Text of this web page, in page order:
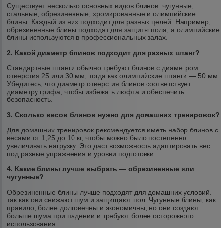
Существует несколько основных видов блинов: чугунные,
стальные, обрезиненные, хромированные и олимпийские
блины. Каждый из них подходит для разных целей. Например,
обрезиненные блины подходят для защиты пола, а олимпийские
блины используются в профессиональных залах.
2. Какой диаметр блинов подходит для разных штанг?
Стандартные штанги обычно требуют блинов с диаметром
отверстия 25 или 30 мм, тогда как олимпийские штанги — 50 мм.
Убедитесь, что диаметр отверстия блинов соответствует
диаметру грифа, чтобы избежать люфта и обеспечить
безопасность.
3. Сколько весов блинов нужно для домашних тренировок?
Для домашних тренировок рекомендуется иметь набор блинов с
весами от 1,25 до 10 кг, чтобы можно было постепенно
увеличивать нагрузку. Это даст возможность адаптировать вес
под разные упражнения и уровни подготовки.
4. Какие блины лучше выбрать — обрезиненные или
чугунные?
Обрезиненные блины лучше подходят для домашних условий,
так как они снижают шум и защищают пол. Чугунные блины, как
правило, более долговечны и экономичны, но они создают
больше шума при падении и требуют более осторожного
использования.